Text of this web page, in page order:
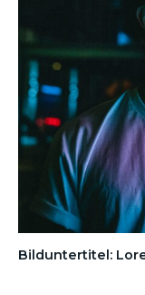
Bilduntertitel: